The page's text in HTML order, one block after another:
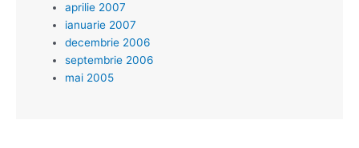
aprilie 2007
ianuarie 2007
decembrie 2006
septembrie 2006
mai 2005